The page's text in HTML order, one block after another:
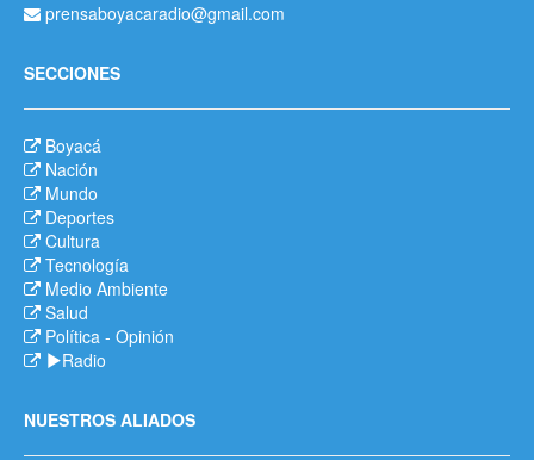
prensaboyacaradio@gmail.com
SECCIONES
Boyacá
Nación
Mundo
Deportes
Cultura
Tecnología
Medio Ambiente
Salud
Política - Opinión
Radio
NUESTROS ALIADOS